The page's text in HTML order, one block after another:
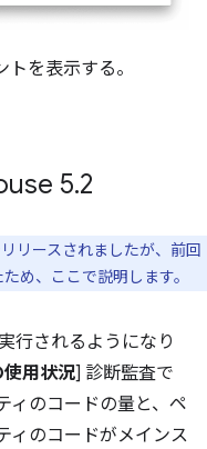
を表示する。
5.2
リースされましたが、前回
め、ここで説明します。
行されるようになり
使用状況] 診断監査で
ィのコードの量と、ペ
ィのコードがメインス